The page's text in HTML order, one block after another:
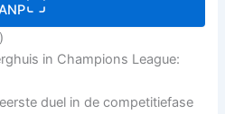
in Champions League:
duel in de competitiefase